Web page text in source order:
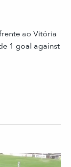
ao Vitória
1 goal against